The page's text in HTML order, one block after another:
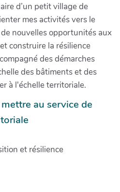
d’un petit village de
mes activités vers le
nouvelles opportunités aux
construire la résilience
des démarches
des bâtiments et des
à l'échelle territoriale.
au service de
et résilience